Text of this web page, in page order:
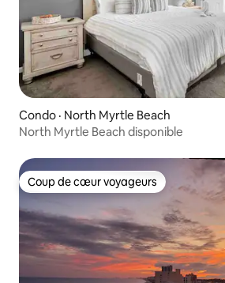
Condo · North Myrtle Beach
North Myrtle Beach disponible
Coup de cœur voyageurs
Coup de cœur voyageurs